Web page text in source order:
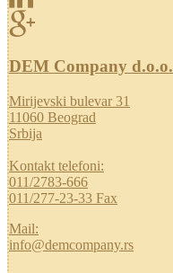
DEM Company d.o.o.
Mirijevski bulevar 31
11060 Beograd
Srbija
Kontakt telefoni:
011/2783-666
011/277-23-33 Fax
Mail:
info@demcompany.rs